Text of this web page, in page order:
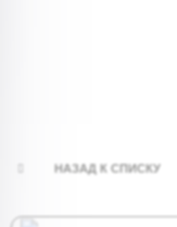
НАЗАД К СПИСКУ